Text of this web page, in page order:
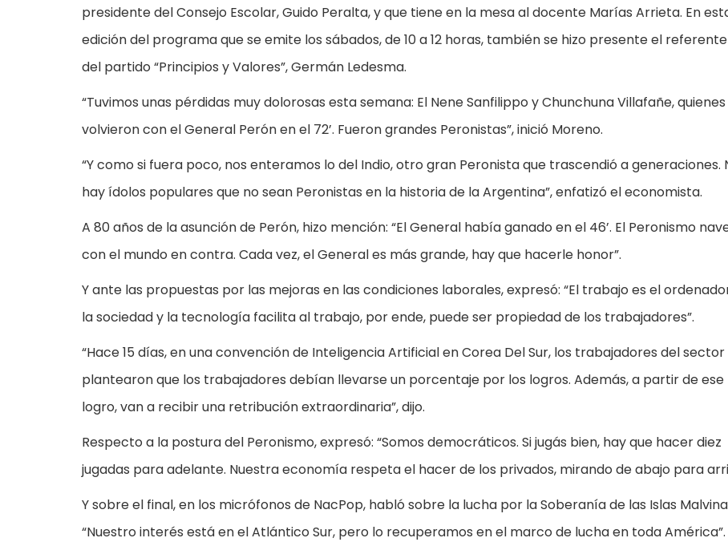
presidente del Consejo Escolar, Guido Peralta, y que tiene en la mesa al docente Marías Arrieta. En
edición del programa que se emite los sábados, de 10 a 12 horas, también se hizo presente el
del partido “Principios y Valores”, Germán Ledesma.
“Tuvimos unas pérdidas muy dolorosas esta semana: El Nene Sanfilippo y Chunchuna Villafañe, quienes
volvieron con el General Perón en el 72’. Fueron grandes Peronistas”, inició Moreno.
“Y como si fuera poco, nos enteramos lo del Indio, otro gran Peronista que trascendió a generaciones.
hay ídolos populares que no sean Peronistas en la historia de la Argentina”, enfatizó el economista.
A 80 años de la asunción de Perón, hizo mención: “El General había ganado en el 46’. El Peronismo
con el mundo en contra. Cada vez, el General es más grande, hay que hacerle honor”.
Y ante las propuestas por las mejoras en las condiciones laborales, expresó: “El trabajo es el
la sociedad y la tecnología facilita al trabajo, por ende, puede ser propiedad de los trabajadores”.
“Hace 15 días, en una convención de Inteligencia Artificial en Corea Del Sur, los trabajadores del sector
plantearon que los trabajadores debían llevarse un porcentaje por los logros. Además, a partir de ese
logro, van a recibir una retribución extraordinaria”, dijo.
Respecto a la postura del Peronismo, expresó: “Somos democráticos. Si jugás bien, hay que hacer diez
jugadas para adelante. Nuestra economía respeta el hacer de los privados, mirando de abajo para
Y sobre el final, en los micrófonos de NacPop, habló sobre la lucha por la Soberanía de las Islas
“Nuestro interés está en el Atlántico Sur, pero lo recuperamos en el marco de lucha en toda América”.